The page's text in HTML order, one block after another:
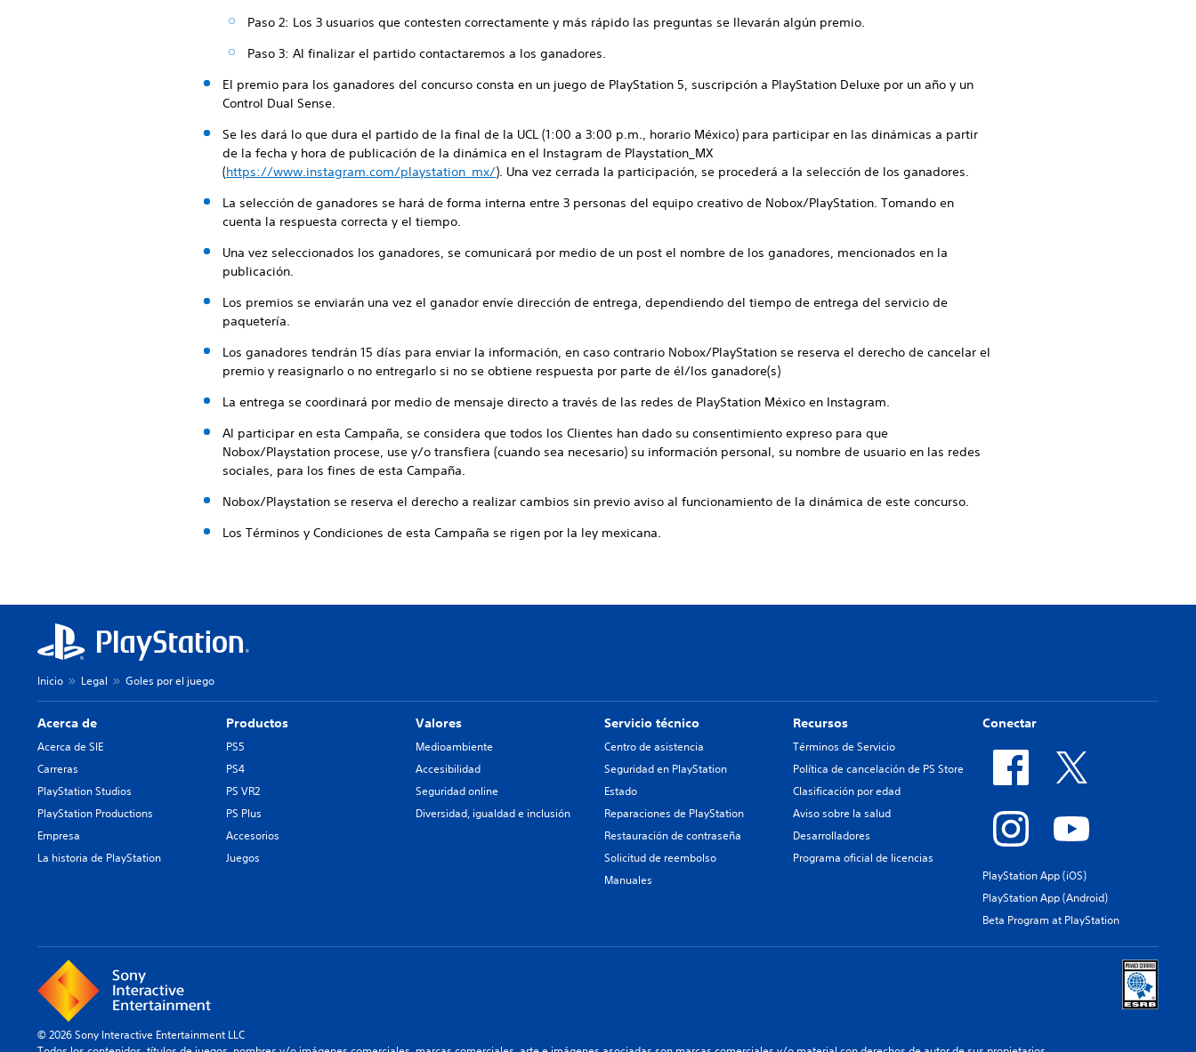
Paso 2: Los 3 usuarios que contesten correctamente y más rápido las preguntas se llevarán algún premio.
Paso 3: Al finalizar el partido contactaremos a los ganadores.
El premio para los ganadores del concurso consta en un juego de PlayStation 5, suscripción a PlayStation Deluxe por un año y un
Control Dual Sense.
Se les dará lo que dura el partido de la final de la UCL (1:00 a 3:00 p.m., horario México) para participar en las dinámicas a partir
de la fecha y hora de publicación de la dinámica en el Instagram de Playstation_MX
(https://www.instagram.com/playstation_mx/). Una vez cerrada la participación, se procederá a la selección de los ganadores.
La selección de ganadores se hará de forma interna entre 3 personas del equipo creativo de Nobox/PlayStation. Tomando en
cuenta la respuesta correcta y el tiempo.
Una vez seleccionados los ganadores, se comunicará por medio de un post el nombre de los ganadores, mencionados en la
publicación.
Los premios se enviarán una vez el ganador envíe dirección de entrega, dependiendo del tiempo de entrega del servicio de
paquetería.
Los ganadores tendrán 15 días para enviar la información, en caso contrario Nobox/PlayStation se reserva el derecho de cancelar el
premio y reasignarlo o no entregarlo si no se obtiene respuesta por parte de él/los ganadore(s)
La entrega se coordinará por medio de mensaje directo a través de las redes de PlayStation México en Instagram.
Al participar en esta Campaña, se considera que todos los Clientes han dado su consentimiento expreso para que
Nobox/Playstation procese, use y/o transfiera (cuando sea necesario) su información personal, su nombre de usuario en las redes
sociales, para los fines de esta Campaña.
Nobox/Playstation se reserva el derecho a realizar cambios sin previo aviso al funcionamiento de la dinámica de este concurso.
Los Términos y Condiciones de esta Campaña se rigen por la ley mexicana.
Inicio Legal Goles por el juego
Acerca de
Acerca de SIE
Carreras
PlayStation Studios
PlayStation Productions
Empresa
La historia de PlayStation
Productos
PS5
PS4
PS VR2
PS Plus
Accesorios
Juegos
Valores
Medioambiente
Accesibilidad
Seguridad online
Diversidad, igualdad e inclusión
Servicio técnico
Centro de asistencia
Seguridad en PlayStation
Estado
Reparaciones de PlayStation
Restauración de contraseña
Solicitud de reembolso
Manuales
Recursos
Términos de Servicio
Política de cancelación de PS Store
Clasificación por edad
Aviso sobre la salud
Desarrolladores
Programa oficial de licencias
Conectar
PlayStation App (iOS)
PlayStation App (Android)
Beta Program at PlayStation
© 2026 Sony Interactive Entertainment LLC